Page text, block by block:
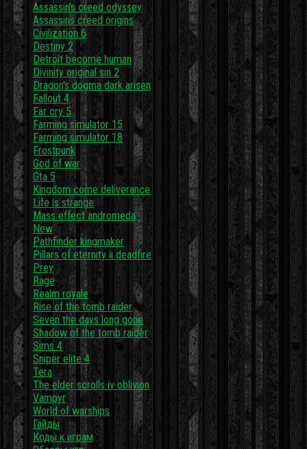
Assassin's creed odyssey
Assassins creed origins
Civilization 6
Destiny 2
Detroit become human
Divinity original sin 2
Dragon's dogma dark arisen
Fallout 4
Far cry 5
Farming simulator 15
Farming simulator 18
Frostpunk
God of war
Gta 5
Kingdom come deliverance
Life is strange
Mass effect andromeda
New
Pathfinder kingmaker
Pillars of eternity ii deadfire
Prey
Rage
Realm royale
Rise of the tomb raider
Seven the days long gone
Shadow of the tomb raider
Sims 4
Sniper elite 4
Tera
The elder scrolls iv oblivion
Vampyr
World of warships
Гайды
Коды к играм